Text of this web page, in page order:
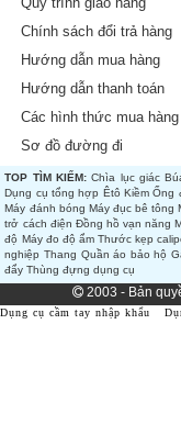
Chính sách đổi trả hàng
Hướng dẫn mua hàng
Hướng dẫn thanh toán
Các hình thức mua hàng
Sơ đồ đường đi
TOP TÌM KIẾM:Chìa lục giác
Dụng cụ tổng hợp Êtô Kiềm Ống
Máy đánh bóng Máy đục bê tông
trở cách điện Đồng hồ vạn năng
độ Máy đo độ ẩm Thước kẹp
nghiệp Thang Quần áo bảo hộ
đẩy Thùng đựng dụng cụ
2003 - Bản
Dụng cụ cầm tay nhập khẩu